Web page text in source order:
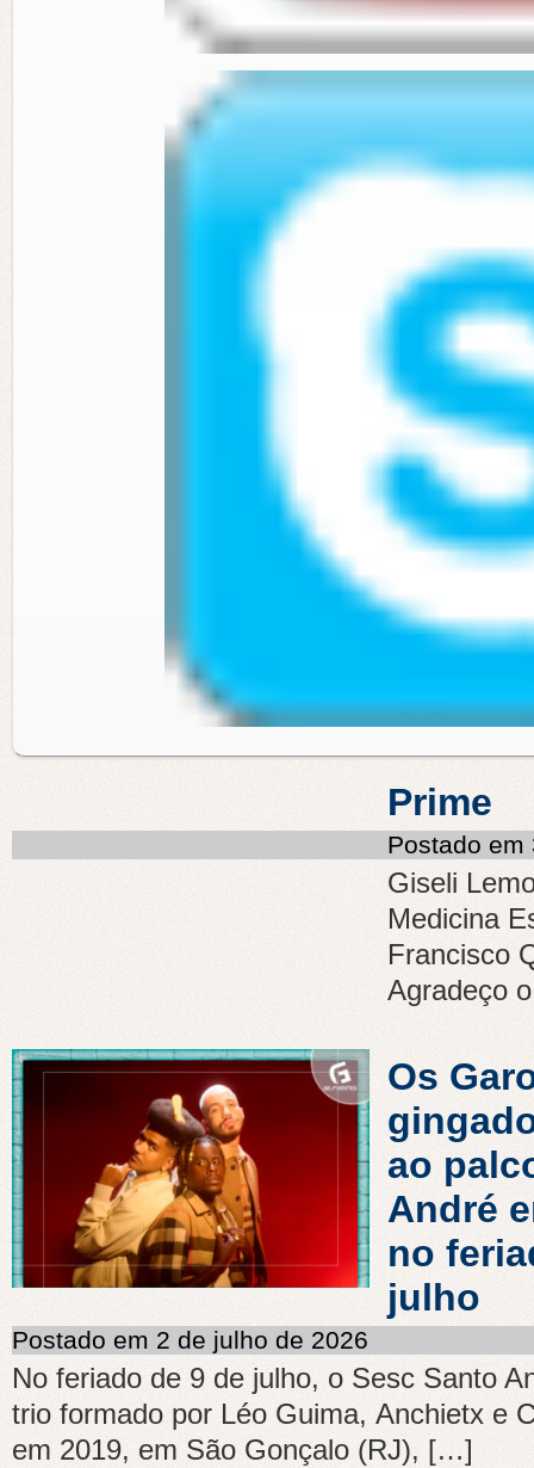
Prime
Postado em
Giseli
Medicina
Francisco
Agradeço
Os
ao
André
no
julho
Postado em 2 de julho de 2026
No feriado de 9 de julho, o Sesc Santo
trio formado por Léo Guima, Anchietx e
em 2019, em São Gonçalo (RJ), […]